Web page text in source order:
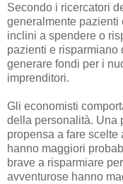
Secondo i ricercatori
generalmente pazienti
inclini a spendere o
pazienti e risparmiano
generare fondi per i
imprenditori.
Gli economisti
della personalità. Una
propensa a fare
hanno maggiori
brave a risparmiare
avventurose hanno